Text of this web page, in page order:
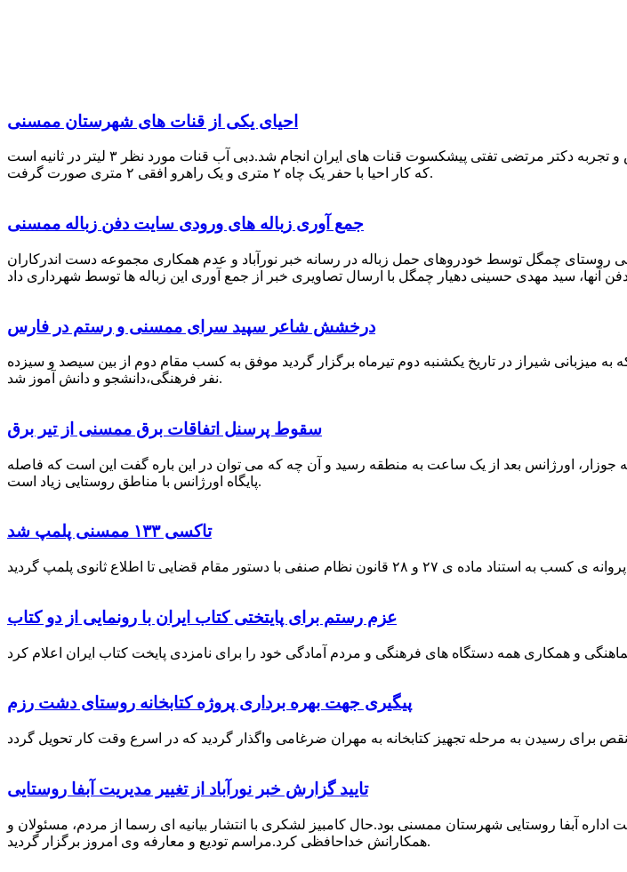
احیای یکی از قنات های شهرستان ممسنی
احیای این قنات به گفته علیرضا ظهیر امامی رئیس کانون کارآفرینی فارس با بهره گیری از دانش و تجربه دکتر مرتضی تفتی پیشکسوت قنات های ایران انجام شد.دبی آب قنات مورد نظر ۳ لیتر در ثانیه است
که کار احیا با حفر یک چاه ۲ متری و یک راهرو افقی ۲ متری صورت گرفت.
جمع آوری زباله های ورودی سایت دفن زباله ممسنی
روستای چمگل توسط خودروهای حمل زباله در رسانه خبر نورآباد و عدم همکاری مجموعه دست اندرکاران
درخشش شاعر سپید سرای ممسنی و رستم در فارس
میزبانی شیراز در تاریخ یکشنبه دوم تیرماه برگزار گردید موفق به کسب مقام دوم از بین سیصد و سیزده
نفر فرهنگی،دانشجو و دانش آموز شد.
سقوط پرسنل اتفاقات برق ممسنی از تیر برق
اورژانس بعد از یک ساعت به منطقه رسید و آن چه که می توان در این باره گفت این است که فاصله
پایگاه اورژانس با مناطق روستایی زیاد است.
تاکسی ۱۳۳ ممسنی پلمپ شد
عزم رستم برای پایتختی کتاب ایران با رونمایی از دو کتاب
پیگیری جهت بهره برداری پروژه کتابخانه روستای دشت رزم
تایید گزارش خبر نورآباد از تغییر مدیریت آبفا روستایی
کرد، تغییر مدیریت اداره آبفا روستایی شهرستان ممسنی بود.حال کامبیز لشکری با انتشار بیانیه ای رسما از مردم، مسئولان و
همکارانش خداحافظی کرد.مراسم تودیع و معارفه وی امروز برگزار گردید.